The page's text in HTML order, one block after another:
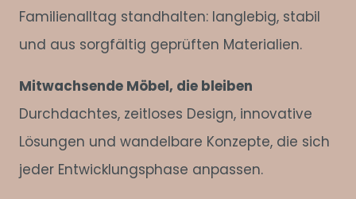
Familienalltag standhalten: langlebig, stabil
und aus sorgfältig geprüften Materialien.
Mitwachsende Möbel, die bleiben
Durchdachtes, zeitloses Design, innovative
Lösungen und wandelbare Konzepte, die sich
jeder Entwicklungsphase anpassen.